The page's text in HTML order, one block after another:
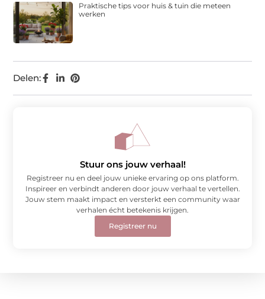
Delen:
Praktische tips voor huis & tuin die meteen
werken
Stuur ons jouw verhaal!
Registreer nu en deel jouw unieke ervaring op ons platform.
Inspireer en verbindt anderen door jouw verhaal te vertellen.
Jouw stem maakt impact en versterkt een community waar
verhalen écht betekenis krijgen.
Registreer nu